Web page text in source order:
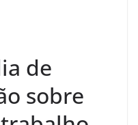
de
sobre